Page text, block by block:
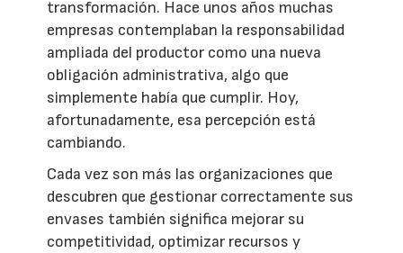
transformación. Hace unos años muchas
empresas contemplaban la responsabilidad
ampliada del productor como una nueva
obligación administrativa, algo que
simplemente había que cumplir. Hoy,
afortunadamente, esa percepción está
cambiando.
Cada vez son más las organizaciones que
descubren que gestionar correctamente sus
envases también significa mejorar su
competitividad, optimizar recursos y